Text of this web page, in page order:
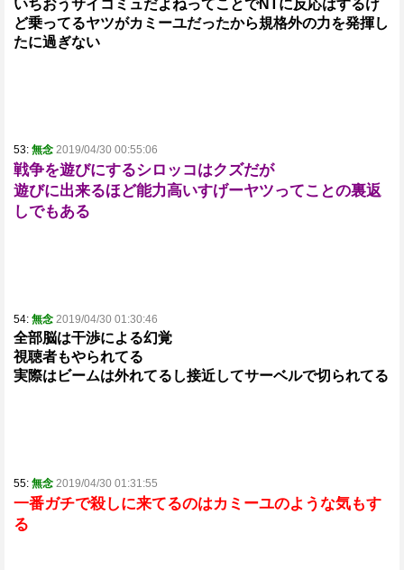
いちおうサイコミュだよねってことでNTに反応はするけ
ど乗ってるヤツがカミーユだったから規格外の力を発揮し
たに過ぎない
53: 無念 2019/04/30 00:55:06
戦争を遊びにするシロッコはクズだが
遊びに出来るほど能力高いすげーヤツってことの裏返
しでもある
54: 無念 2019/04/30 01:30:46
全部脳は干渉による幻覚
視聴者もやられてる
実際はビームは外れてるし接近してサーベルで切られてる
55: 無念 2019/04/30 01:31:55
一番ガチで殺しに来てるのはカミーユのような気もす
る